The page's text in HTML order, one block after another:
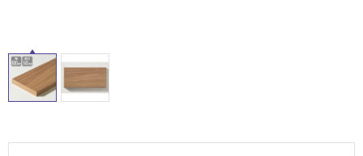
イ